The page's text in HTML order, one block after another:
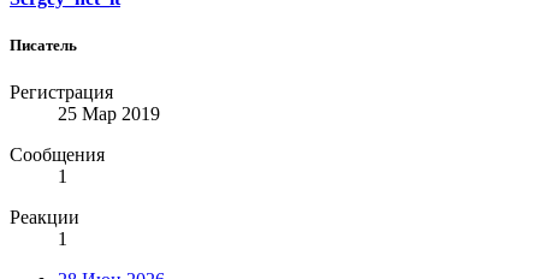
Писатель
Регистрация
25 Мар 2019
Сообщения
1
Реакции
1